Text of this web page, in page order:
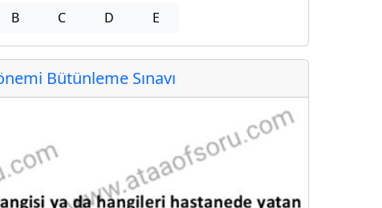
B C D E
Bütünleme Sınavı